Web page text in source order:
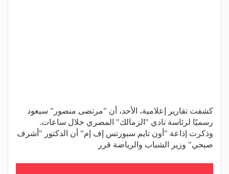
كشفت تقارير إعلامية، الأحد، أن "مرتضى منصور" سيعود
رسميًا لرئاسة نادي "الزمالك" المصري خلال ساعات.
وذكرت إذاعة "أون تايم سبورتس إف إم" أن الدكتور "أشرف
صبحي" وزير الشباب والرياضة قرر